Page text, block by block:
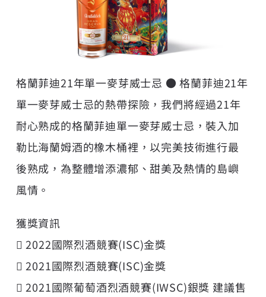
格蘭菲迪21年單一麥芽威士忌 ● 格蘭菲迪21年
單一麥芽威士忌的熱帶探險，我們將經過21年
耐心熟成的格蘭菲迪單一麥芽威士忌，裝入加
勒比海蘭姆酒的橡木桶裡，以完美技術進行最
後熟成，為整體增添濃郁、甜美及熱情的島嶼
風情。
獲獎資訊
 2022國際烈酒競賽(ISC)金獎
 2021國際烈酒競賽(ISC)金獎
 2021國際葡萄酒烈酒競賽(IWSC)銀獎 建議售